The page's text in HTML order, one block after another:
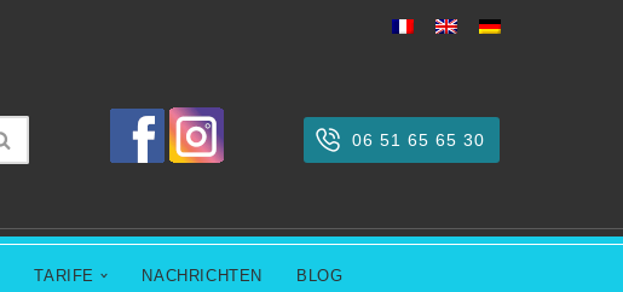
06 51 65 65 30
TARIFE NACHRICHTEN BLOG